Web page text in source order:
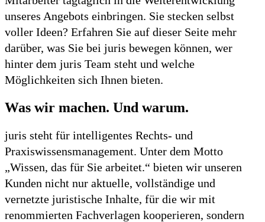
unseres Angebots einbringen. Sie stecken selbst
voller Ideen? Erfahren Sie auf dieser Seite mehr
darüber, was Sie bei juris bewegen können, wer
hinter dem juris Team steht und welche
Möglichkeiten sich Ihnen bieten.
Was wir machen. Und warum.
juris steht für intelligentes Rechts- und
Praxiswissensmanagement. Unter dem Motto
„Wissen, das für Sie arbeitet.“ bieten wir unseren
Kunden nicht nur aktuelle, vollständige und
vernetzte juristische Inhalte, für die wir mit
renommierten Fachverlagen kooperieren, sondern